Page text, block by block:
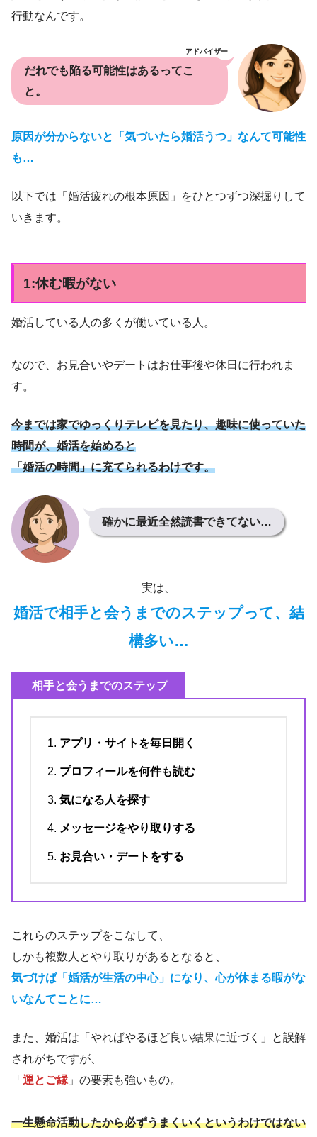
行動なんです。
アドバイザー
だれでも陥る可能性はあるってこ
と。
原因が分からないと「気づいたら婚活うつ」なんて可能性
も…
以下では「婚活疲れの根本原因」をひとつずつ深掘りして
いきます。
1:休む暇がない
婚活している人の多くが働いている人。
なので、お見合いやデートはお仕事後や休日に行われま
す。
今までは家でゆっくりテレビを見たり、趣味に使っていた
時間が、婚活を始めると
「婚活の時間」に充てられるわけです。
確かに最近全然読書できてない…
実は、
婚活で相手と会うまでのステップって、結
構多い…
相手と会うまでのステップ
アプリ・サイトを毎日開く
プロフィールを何件も読む
気になる人を探す
メッセージをやり取りする
お見合い・デートをする
これらのステップをこなして、
しかも複数人とやり取りがあるとなると、
気づけば「婚活が生活の中心」になり、心が休まる暇がな
いなんてことに…
また、婚活は「やればやるほど良い結果に近づく」と誤解
されがちですが、
「 運とご縁 」の要素も強いもの。
一生懸命活動したから必ずうまくいくというわけではない